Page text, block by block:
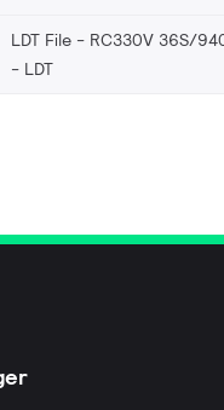
LDT File - RC330V 36S/
LDT